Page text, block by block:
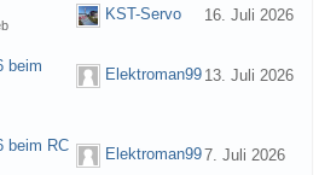
KST-Servo
16. Juli 2026
beim
Elektroman99 13. Juli 2026
beim RC
Elektroman997. Juli 2026